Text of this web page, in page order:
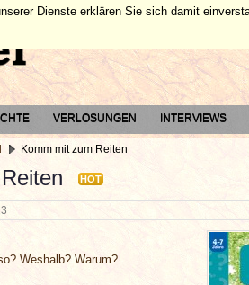
VERLOSUNGEN INTERVIEWS
Komm mit zum Reiten
HOT
Weshalb? Warum?
Dienste erklären Sie sich damit